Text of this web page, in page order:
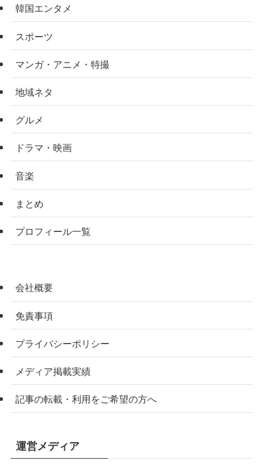
韓国エンタメ
スポーツ
マンガ・アニメ・特撮
地域ネタ
グルメ
ドラマ・映画
音楽
まとめ
プロフィール一覧
会社概要
免責事項
プライバシーポリシー
メディア掲載実績
記事の転載・利用をご希望の方へ
運営メディア